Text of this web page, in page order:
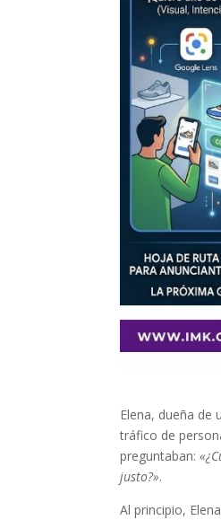
Elena, dueña de
tráfico de
preguntaban:
justo?».
Al principio,